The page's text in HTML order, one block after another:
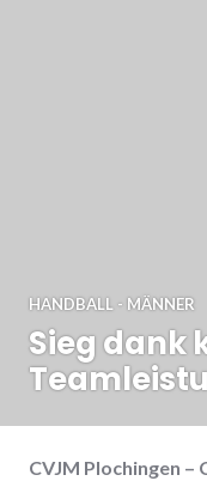
HANDBALL - MÄNNER
Sieg dank
CVJM Plochingen –